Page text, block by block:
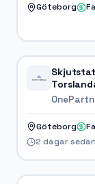
Göteborg
Göteborg
2 dagar sedan